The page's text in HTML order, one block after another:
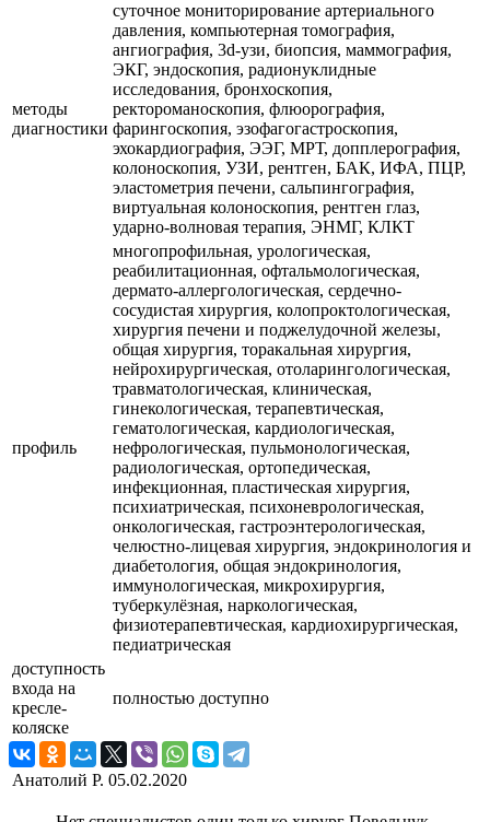
методы
диагностики
суточное мониторирование артериального
давления, компьютерная томография,
ангиография, 3d-узи, биопсия, маммография,
ЭКГ, эндоскопия, радионуклидные
исследования, бронхоскопия,
ректороманоскопия, флюорография,
фарингоскопия, эзофагогастроскопия,
эхокардиография, ЭЭГ, МРТ, допплерография,
колоноскопия, УЗИ, рентген, БАК, ИФА, ПЦР,
эластометрия печени, сальпингография,
виртуальная колоноскопия, рентген глаз,
ударно-волновая терапия, ЭНМГ, КЛКТ
профиль
многопрофильная, урологическая,
реабилитационная, офтальмологическая,
дермато-аллергологическая, сердечно-
сосудистая хирургия, колопроктологическая,
хирургия печени и поджелудочной железы,
общая хирургия, торакальная хирургия,
нейрохирургическая, отоларингологическая,
травматологическая, клиническая,
гинекологическая, терапевтическая,
гематологическая, кардиологическая,
нефрологическая, пульмонологическая,
радиологическая, ортопедическая,
инфекционная, пластическая хирургия,
психиатрическая, психоневрологическая,
онкологическая, гастроэнтерологическая,
челюстно-лицевая хирургия, эндокринология и
диабетология, общая эндокринология,
иммунологическая, микрохирургия,
туберкулёзная, наркологическая,
физиотерапевтическая, кардиохирургическая,
педиатрическая
доступность
входа на
кресле-
коляске
полностью доступно
Анатолий Р. 05.02.2020